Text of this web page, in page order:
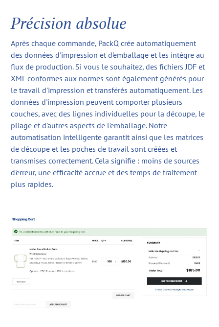
Précision absolue
Après chaque commande, PackQ crée automatiquement
des données d'impression et d'emballage et les intègre au
flux de production. Si vous le souhaitez, des fichiers JDF et
XML conformes aux normes sont également générés pour
le travail d'impression et transférés automatiquement. Les
données d'impression peuvent comporter plusieurs
couches, avec des lignes individuelles pour la découpe, le
pliage et d'autres aspects de l'emballage. Notre
automatisation intelligente garantit ainsi que les matrices
de découpe et les poches de travail sont créées et
transmises correctement. Cela signifie : moins de sources
d'erreur, une efficacité accrue et des temps de traitement
plus rapides.